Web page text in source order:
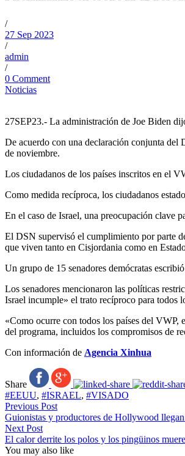
/
27 Sep 2023
/
admin
/
0 Comment
Noticias
27SEP23.- La administración de Joe Biden
De acuerdo con una declaración conjunta del
de noviembre.
Los ciudadanos de los países inscritos en el
Como medida recíproca, los ciudadanos
En el caso de Israel, una preocupación clave
El DSN supervisó el cumplimiento por parte
que viven tanto en Cisjordania como en
Un grupo de 15 senadores demócratas
Los senadores mencionaron las políticas
Israel incumple» el trato recíproco para todos
«Como ocurre con todos los países del
del programa, incluidos los compromisos de
Con información de Agencia Xinhua
Share
#EEUU, #ISRAEL, #VISADO
Previous Post
Guionistas y productores de Hollywood
Next Post
El calor derrite los polos y los pingüinos
You may also like